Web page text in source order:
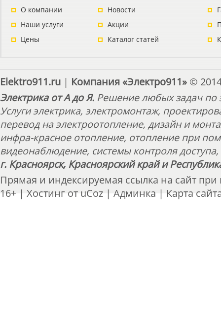
О компании
Наши услуги
Цены
Новости
Акции
Каталог статей
Elektro911.ru | Компания «Электро911» ©
Электрика от А до Я. Решение любых задач по
Услуги электрика, электромонтаж,
перевод на электроотопление, дизайн и
инфра-красное отопление, отопление при
видеонаблюдение, системы контроля
г. Красноярск, Красноярский край и
Прямая и индексируемая ссылка на сайт
16+ | Хостинг от uCoz | Админка | Карта